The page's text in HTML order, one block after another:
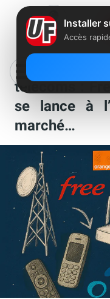
Ca s’est
télécoms :
se lance à
marché…
Installer
Accès